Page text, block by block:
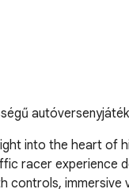
into the heart of
racer experience
controls,